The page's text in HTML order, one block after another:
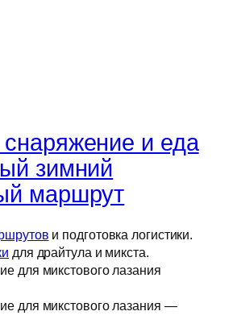
и еда
зимний
маршрут
и подготовка логистики.
для драйтула и микста.
для микстового лазания
для микстового лазания —